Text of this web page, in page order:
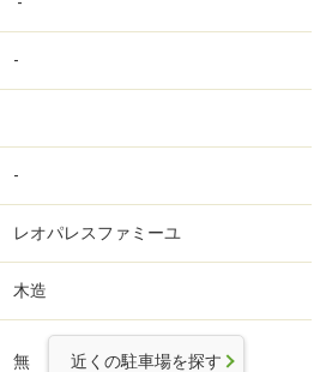
-
-
レオパレスファミーユ
木造
無 近くの駐車場を探す